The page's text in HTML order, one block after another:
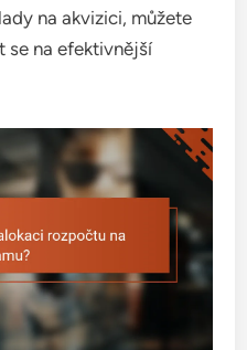
na akvizici, můžete
se na efektivnější